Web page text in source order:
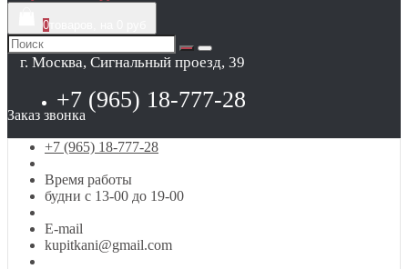
0
г. Москва, Сигнальный проезд, 39
+7 (965) 18-777-28
Заказ звонка
+7 (965) 18-777-28
Время работы
будни с 13-00 до 19-00
E-mail
kupitkani@gmail.com